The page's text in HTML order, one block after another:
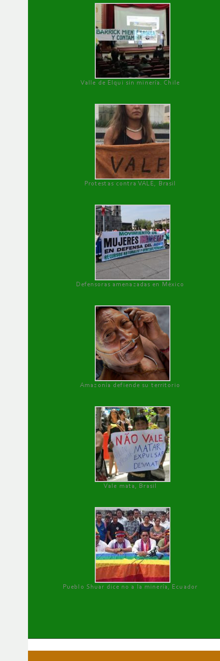
Valle de Elqui sin minería. Chile
Protestas contra VALE, Brasil
Defensoras amenazadas en México
Amazonía defiende su territorio
Vale mata, Brasil
Pueblo Shuar dice no a la minería, Ecuador